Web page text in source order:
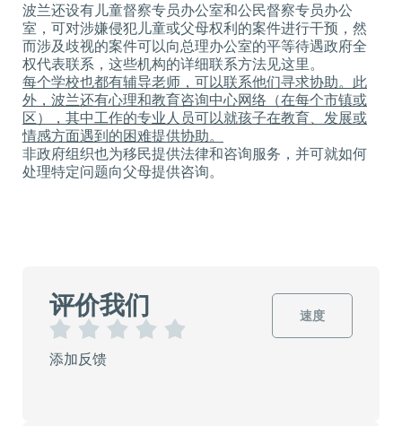
波兰还设有儿童督察专员办公室和公民督察专员办公
室，可对涉嫌侵犯儿童或父母权利的案件进行干预，然
而涉及歧视的案件可以向总理办公室的平等待遇政府全
权代表联系，这些机构的详细联系方法见这里。
每个学校也都有辅导老师，可以联系他们寻求协助。此
外，波兰还有心理和教育咨询中心网络（在每个市镇或
区），其中工作的专业人员可以就孩子在教育、发展或
情感方面遇到的困难提供协助。
非政府组织也为移民提供法律和咨询服务，并可就如何
处理特定问题向父母提供咨询。
评价我们
星
星
添加反馈
速度